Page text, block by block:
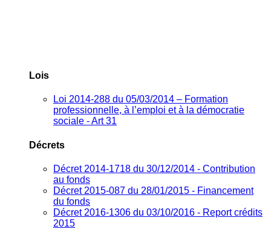
Lois
Loi 2014-288 du 05/03/2014 – Formation
professionnelle, à l’emploi et à la démocratie
sociale - Art 31
Décrets
Décret 2014-1718 du 30/12/2014 - Contribution
au fonds
Décret 2015-087 du 28/01/2015 - Financement
du fonds
Décret 2016-1306 du 03/10/2016 - Report crédits
2015